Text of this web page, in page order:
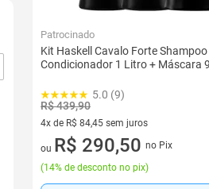
Patrocinado
Kit Haskell Cavalo Forte Shampoo
Condicionador 1 Litro + Máscara
5.0 (9)
R$ 439,90
4x de R$ 84,45 sem juros
4 vez de R$ 84,45 sem juros
ou R$ 290,50 no Pix
(14% de desconto no pix)